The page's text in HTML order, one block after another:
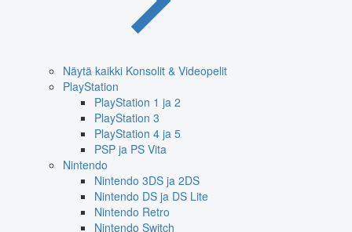
Näytä kaikki Konsolit & Videopelit
PlayStation
PlayStation 1 ja 2
PlayStation 3
PlayStation 4 ja 5
PSP ja PS Vita
Nintendo
Nintendo 3DS ja 2DS
Nintendo DS ja DS Lite
Nintendo Retro
Nintendo Switch